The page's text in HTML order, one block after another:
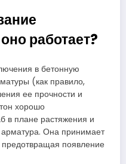
работает?
в бетонную
(как правило,
ее прочности и
хорошо
в плане растяжения и
Она принимает
появление